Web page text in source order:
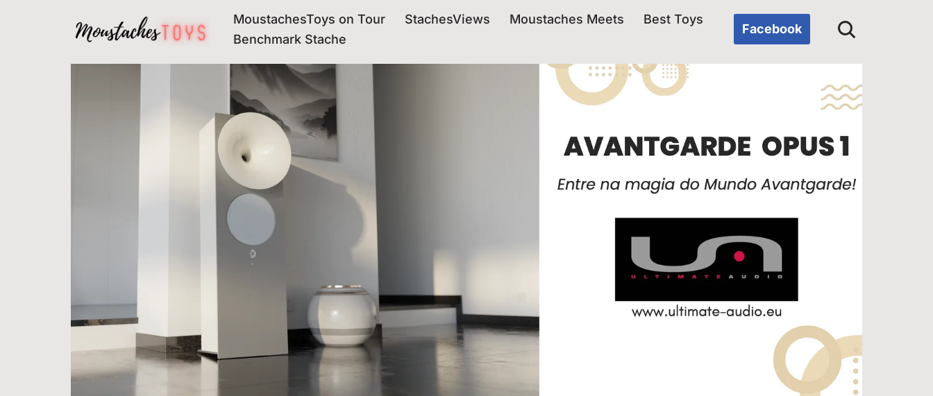
MoustachesToys on Tour StachesViews Moustaches Meets
Best Toys
Benchmark Stache
Facebook